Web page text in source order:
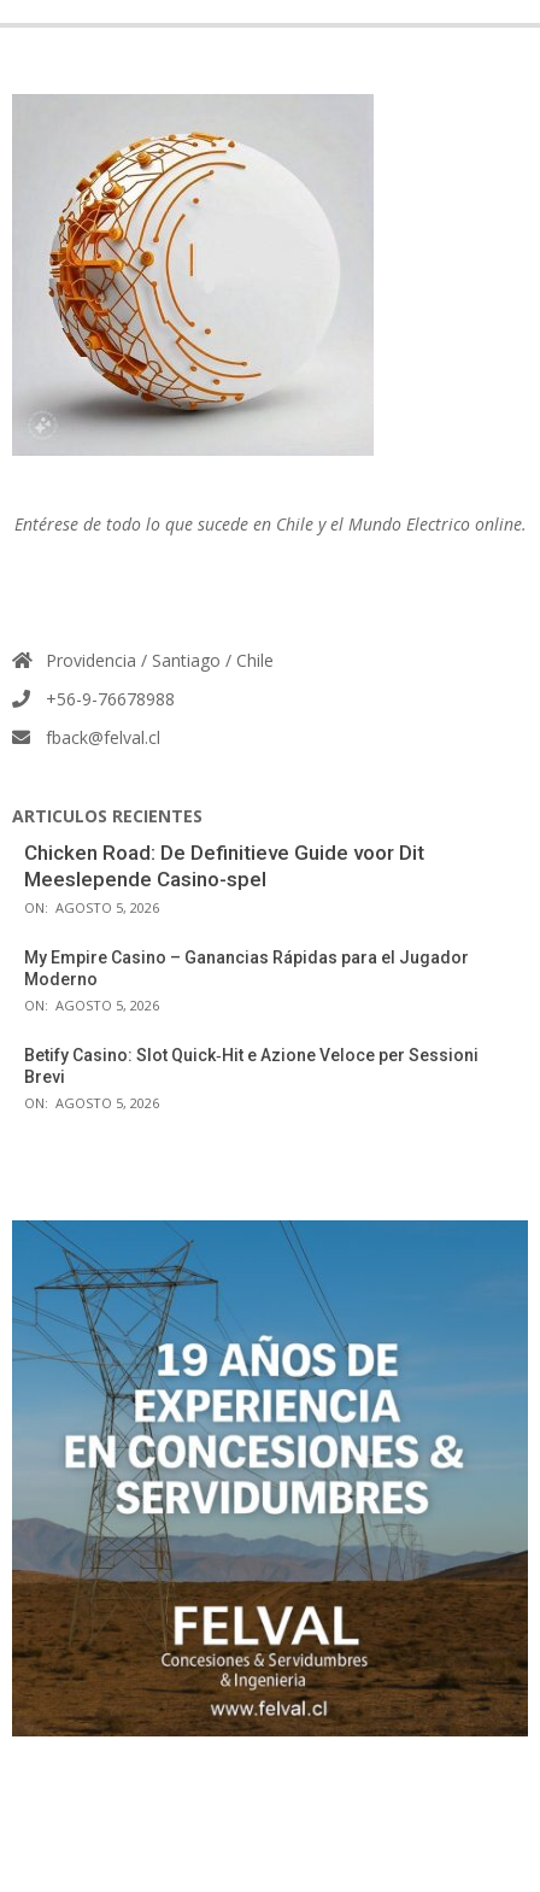
Entérese de todo lo que sucede en Chile y el Mundo Electrico online.
Providencia / Santiago / Chile
+56-9-76678988
fback@felval.cl
ARTICULOS RECIENTES
Chicken Road: De Definitieve Guide voor Dit
Meeslepende Casino-spel
ON: AGOSTO 5, 2026
My Empire Casino – Ganancias Rápidas para el Jugador
Moderno
ON: AGOSTO 5, 2026
Betify Casino: Slot Quick‑Hit e Azione Veloce per Sessioni
Brevi
ON: AGOSTO 5, 2026